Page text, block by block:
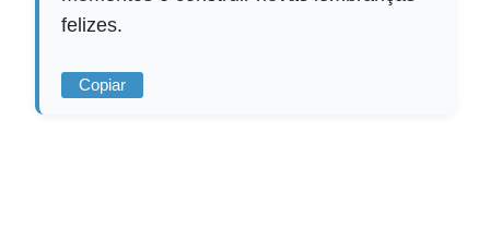
felizes.
Copiar